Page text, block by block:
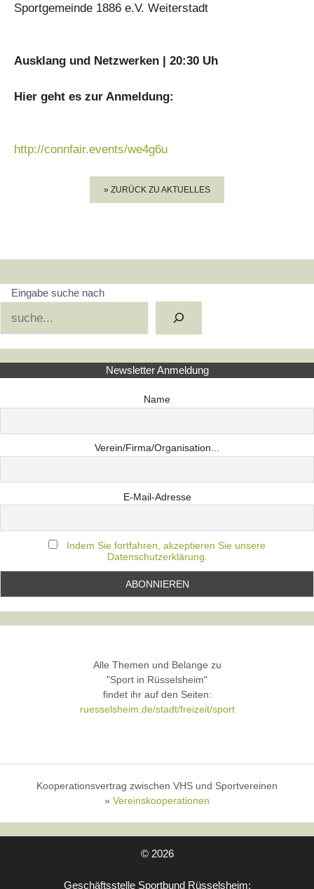
Sportgemeinde 1886 e.V. Weiterstadt
Ausklang und Netzwerken | 20:30 Uh
Hier geht es zur Anmeldung:
http://connfair.events/we4g6u
» ZURÜCK ZU AKTUELLES
Eingabe suche nach
Newsletter Anmeldung
Name
Verein/Firma/Organisation...
E-Mail-Adresse
Indem Sie fortfahren, akzeptieren Sie unsere
Datenschutzerklärung.
Alle Themen und Belange zu
"Sport in Rüsselsheim"
findet ihr auf den Seiten:
ruesselsheim.de/stadt/freizeit/sport
Kooperationsvertrag zwischen VHS und Sportvereinen
» Vereinskooperationen
© 2026
Geschäftsstelle Sportbund Rüsselsheim: